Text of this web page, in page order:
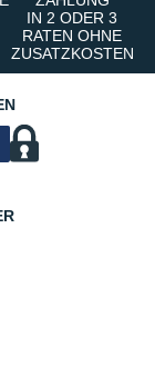
IN 2 ODER 3
RATEN OHNE
ZUSATZKOSTEN